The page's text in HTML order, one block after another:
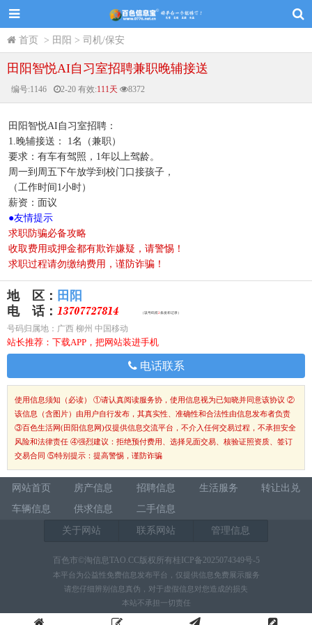
首页 > 田阳 > 司机/保安
田阳智悦AI自习室招聘兼职晚辅接送
编号:1146 2-20 有效:111天 8372
田阳智悦AI自习室招聘：
1.晚辅接送： 1名（兼职）
要求：有车有驾照，1年以上驾龄。
周一到周五下午放学到校门口接孩子，
（工作时间1小时）
薪资：面议
●友情提示
求职防骗必备攻略
收取费用或押金都有欺诈嫌疑，请警惕！
求职过程请勿缴纳费用，谨防诈骗！
地 区： 田阳
电 话：
（该号码有2条发布记录）
号码归属地：广西 柳州 中国移动
站长推荐：下载APP，把网站装进手机
电话联系
使用信息须知（必读）
①请认真阅读服务协，使用信息视为已知晓并同意该协议 ②
该信息（含图片）由用户自行发布，其真实性、准确性和合法性由信息发布者负责
③百色生活网(田阳信息网)仅提供信息交流平台，不介入任何交易过程，不承担安全
风险和法律责任 ④强烈建议：拒绝预付费用、选择见面交易、核验证照资质、签订
交易合同 ⑤特别提示：提高警惕，谨防诈骗
网站首页 房产信息 招聘信息 生活服务
转让出兑
车辆信息
供求信息 二手信息
关于网站 联系网站 管理信息
百色市©淘信息TAO.CC版权所有桂ICP备2025074349号-5
本平台为公益性免费信息发布平台，仅提供信息免费展示服务
请您仔细辨别信息真伪，对于虚假信息对您造成的损失
本站不承担一切责任